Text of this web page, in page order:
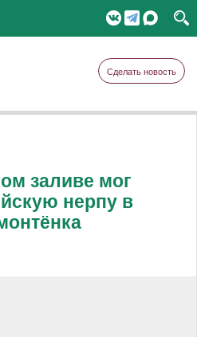
Сделать новость
заливе мог
нерпу в